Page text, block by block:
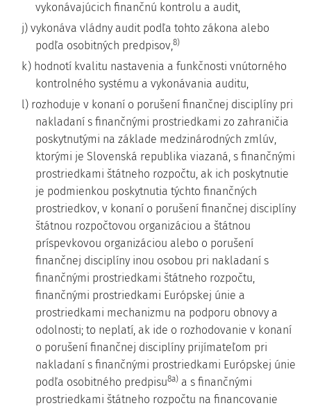
vykonávajúcich finančnú kontrolu a audit,
j) vykonáva vládny audit podľa tohto zákona alebo
podľa osobitných predpisov,8)
k) hodnotí kvalitu nastavenia a funkčnosti vnútorného
kontrolného systému a vykonávania auditu,
l) rozhoduje v konaní o porušení finančnej disciplíny pri
nakladaní s finančnými prostriedkami zo zahraničia
poskytnutými na základe medzinárodných zmlúv,
ktorými je Slovenská republika viazaná, s finančnými
prostriedkami štátneho rozpočtu, ak ich poskytnutie
je podmienkou poskytnutia týchto finančných
prostriedkov, v konaní o porušení finančnej disciplíny
štátnou rozpočtovou organizáciou a štátnou
príspevkovou organizáciou alebo o porušení
finančnej disciplíny inou osobou pri nakladaní s
finančnými prostriedkami štátneho rozpočtu,
finančnými prostriedkami Európskej únie a
prostriedkami mechanizmu na podporu obnovy a
odolnosti; to neplatí, ak ide o rozhodovanie v konaní
o porušení finančnej disciplíny prijímateľom pri
nakladaní s finančnými prostriedkami Európskej únie
podľa osobitného predpisu8a) a s finančnými
prostriedkami štátneho rozpočtu na financovanie